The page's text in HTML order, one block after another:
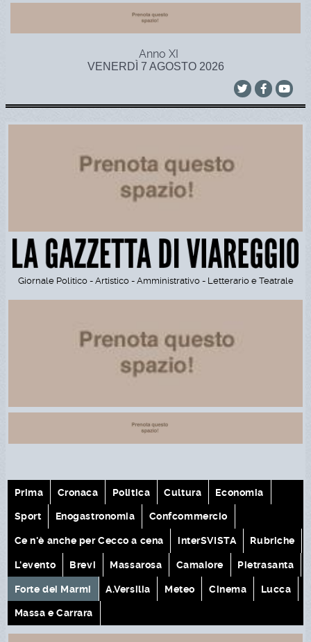
Anno XI
VENERDÌ 7 AGOSTO 2026
Giornale Politico - Artistico - Amministrativo - Letterario e Teatrale
Prima Cronaca Politica Cultura Economia
Sport Enogastronomia Confcommercio
Ce n'è anche per Cecco a cena interSVISTA Rubriche
L'evento Brevi Massarosa Camaiore Pietrasanta
Forte dei Marmi A.Versilia Meteo Cinema Lucca
Massa e Carrara